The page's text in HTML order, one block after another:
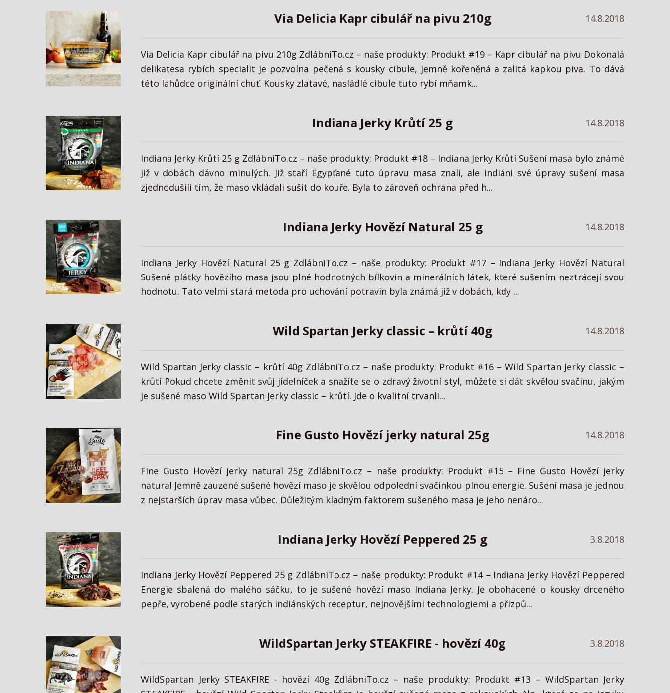
Via Delicia Kapr cibulář na pivu 210g 14.8.2018
Via Delicia Kapr cibulář na pivu 210g ZdlábniTo.cz – naše produkty: Produkt #19 – Kapr cibulář na pivu Dokonalá
delikatesa rybích specialit je pozvolna pečená s kousky cibule, jemně kořeněná a zalitá kapkou piva. To dává
této lahůdce originální chuť. Kousky zlatavé, nasládlé cibule tuto rybí mňamk...
Indiana Jerky Krůtí 25 g 14.8.2018
Indiana Jerky Krůtí 25 g ZdlábniTo.cz – naše produkty: Produkt #18 – Indiana Jerky Krůtí Sušení masa bylo známé
již v dobách dávno minulých. Již staří Egypťané tuto úpravu masa znali, ale indiáni své úpravy sušení masa
zjednodušili tím, že maso vkládali sušit do kouře. Byla to zároveň ochrana před h...
Indiana Jerky Hovězí Natural 25 g 14.8.2018
Indiana Jerky Hovězí Natural 25 g ZdlábniTo.cz – naše produkty: Produkt #17 – Indiana Jerky Hovězí Natural
Sušené plátky hovězího masa jsou plné hodnotných bílkovin a minerálních látek, které sušením neztrácejí svou
hodnotu. Tato velmi stará metoda pro uchování potravin byla známá již v dobách, kdy ...
Wild Spartan Jerky classic – krůtí 40g 14.8.2018
Wild Spartan Jerky classic – krůtí 40g ZdlábniTo.cz – naše produkty: Produkt #16 – Wild Spartan Jerky classic –
krůtí Pokud chcete změnit svůj jídelníček a snažíte se o zdravý životní styl, můžete si dát skvělou svačinu, jakým
je sušené maso Wild Spartan Jerky classic – krůtí. Jde o kvalitní trvanli...
Fine Gusto Hovězí jerky natural 25g 14.8.2018
Fine Gusto Hovězí jerky natural 25g ZdlábniTo.cz – naše produkty: Produkt #15 – Fine Gusto Hovězí jerky
natural Jemně zauzené sušené hovězí maso je skvělou odpolední svačinkou plnou energie. Sušení masa je jednou
z nejstarších úprav masa vůbec. Důležitým kladným faktorem sušeného masa je jeho nenáro...
Indiana Jerky Hovězí Peppered 25 g 3.8.2018
Indiana Jerky Hovězí Peppered 25 g ZdlábniTo.cz – naše produkty: Produkt #14 – Indiana Jerky Hovězí Peppered
Energie sbalená do malého sáčku, to je sušené hovězí maso Indiana Jerky. Je obohacené o kousky drceného
pepře, vyrobené podle starých indiánských receptur, nejnovějšími technologiemi a přizpů...
WildSpartan Jerky STEAKFIRE - hovězí 40g 3.8.2018
WildSpartan Jerky STEAKFIRE - hovězí 40g ZdlábniTo.cz – naše produkty: Produkt #13 – WildSpartan Jerky